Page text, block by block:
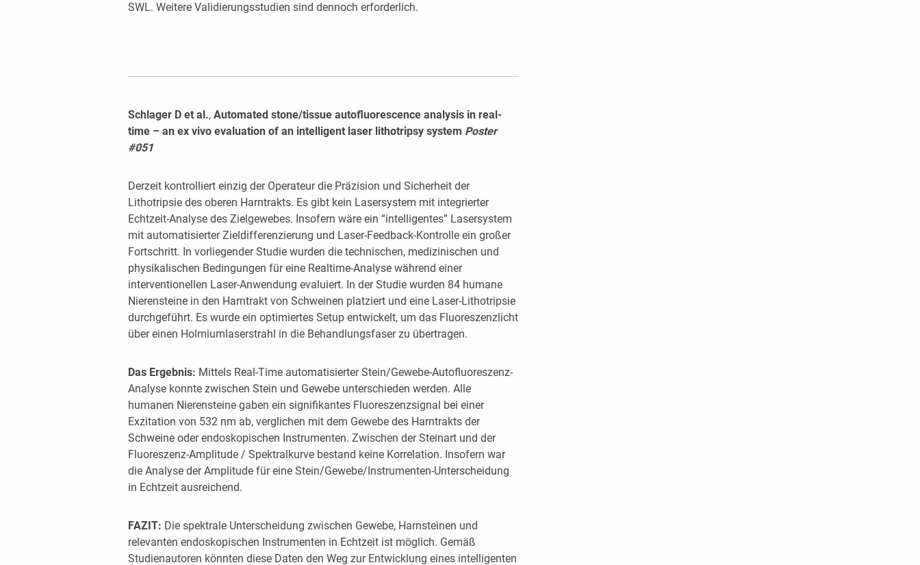
SWL. Weitere Validierungsstudien sind dennoch erforderlich.
Schlager D et al., Automated stone/tissue autofluorescence analysis in real-
time – an ex vivo evaluation of an intelligent laser lithotripsy system Poster
#051
Derzeit kontrolliert einzig der Operateur die Präzision und Sicherheit der
Lithotripsie des oberen Harntrakts. Es gibt kein Lasersystem mit integrierter
Echtzeit-Analyse des Zielgewebes. Insofern wäre ein “intelligentes” Lasersystem
mit automatisierter Zieldifferenzierung und Laser-Feedback-Kontrolle ein großer
Fortschritt. In vorliegender Studie wurden die technischen, medizinischen und
physikalischen Bedingungen für eine Realtime-Analyse während einer
interventionellen Laser-Anwendung evaluiert. In der Studie wurden 84 humane
Nierensteine in den Harntrakt von Schweinen platziert und eine Laser-Lithotripsie
durchgeführt. Es wurde ein optimiertes Setup entwickelt, um das Fluoreszenzlicht
über einen Holmiumlaserstrahl in die Behandlungsfaser zu übertragen.
Das Ergebnis: Mittels Real-Time automatisierter Stein/Gewebe-Autofluoreszenz-
Analyse konnte zwischen Stein und Gewebe unterschieden werden. Alle
humanen Nierensteine gaben ein signifikantes Fluoreszenzsignal bei einer
Exzitation von 532 nm ab, verglichen mit dem Gewebe des Harntrakts der
Schweine oder endoskopischen Instrumenten. Zwischen der Steinart und der
Fluoreszenz-Amplitude / Spektralkurve bestand keine Korrelation. Insofern war
die Analyse der Amplitude für eine Stein/Gewebe/Instrumenten-Unterscheidung
in Echtzeit ausreichend.
FAZIT: Die spektrale Unterscheidung zwischen Gewebe, Harnsteinen und
relevanten endoskopischen Instrumenten in Echtzeit ist möglich. Gemäß
Studienautoren könnten diese Daten den Weg zur Entwicklung eines intelligenten